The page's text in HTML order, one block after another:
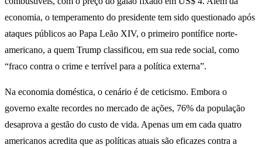
economia, o temperamento do presidente tem sido questionado após
ataques públicos ao Papa Leão XIV, o primeiro pontífice norte-
americano, a quem Trump classificou, em sua rede social, como
“fraco contra o crime e terrível para a política externa”.
Na economia doméstica, o cenário é de ceticismo. Embora o
governo exalte recordes no mercado de ações, 76% da população
desaprova a gestão do custo de vida. Apenas um em cada quatro
americanos acredita que as políticas atuais são eficazes contra a